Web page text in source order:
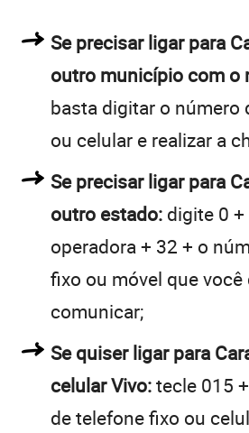
Se precisar ligar para
outro município com o
basta digitar o número
ou celular e realizar a
Se precisar ligar para
outro estado: digite 0
operadora + 32 + o
fixo ou móvel que você
comunicar;
Se quiser ligar para
celular Vivo:tecle 015
de telefone fixo ou